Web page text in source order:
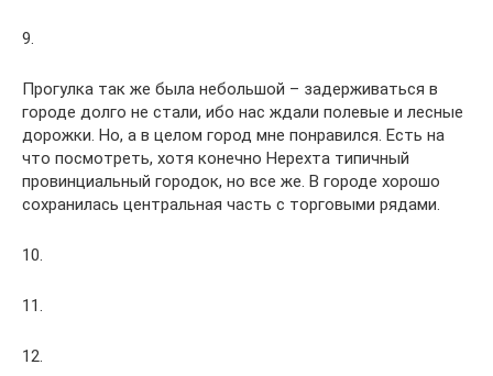
9.
Прогулка так же была небольшой – задерживаться в
городе долго не стали, ибо нас ждали полевые и лесные
дорожки. Но, а в целом город мне понравился. Есть на
что посмотреть, хотя конечно Нерехта типичный
провинциальный городок, но все же. В городе хорошо
сохранилась центральная часть с торговыми рядами.
10.
11.
12.